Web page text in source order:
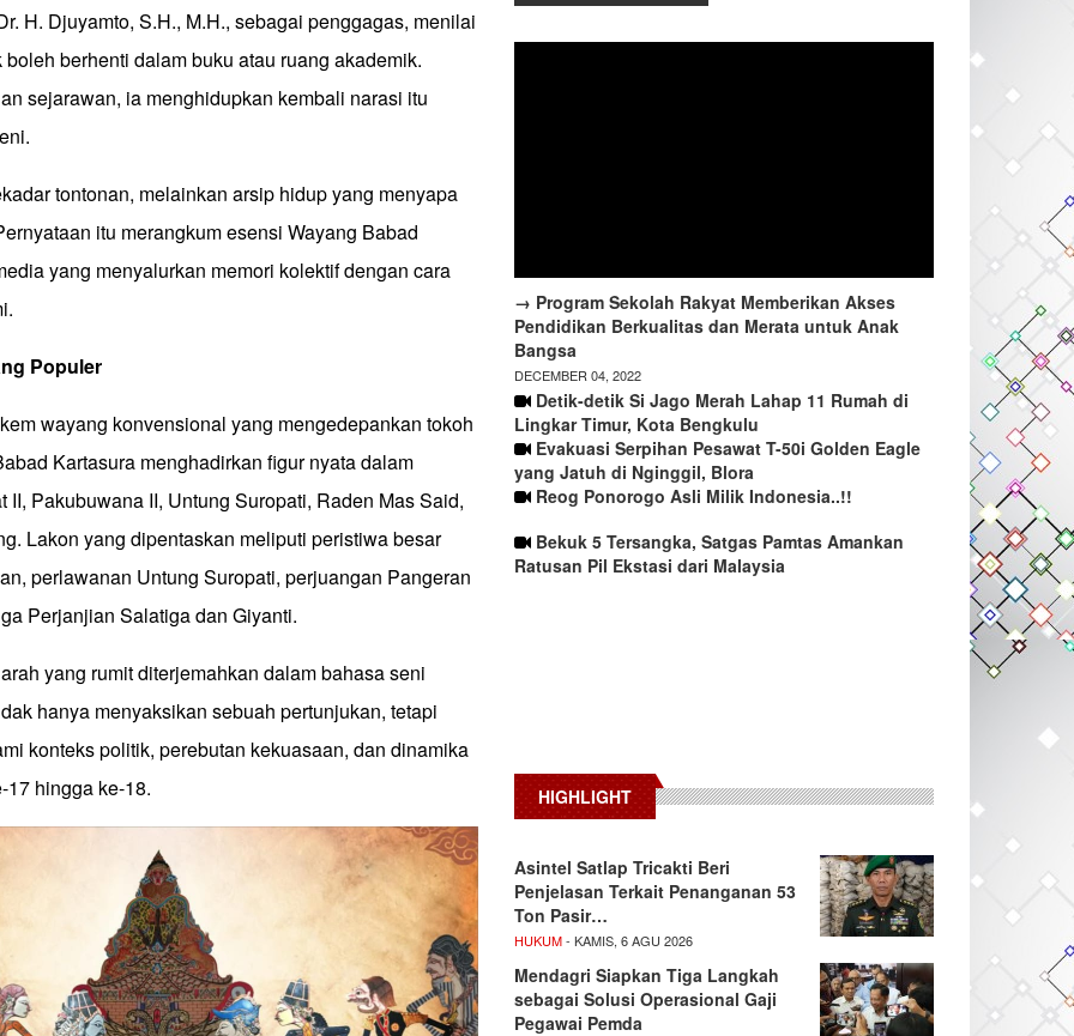
H. Djuyamto, S.H., M.H., sebagai penggagas, menilai
berhenti dalam buku atau ruang akademik.
sejarawan, ia menghidupkan kembali narasi itu
tontonan, melainkan arsip hidup yang menyapa
itu merangkum esensi Wayang Babad
yang menyalurkan memori kolektif dengan cara
Populer
wayang konvensional yang mengedepankan tokoh
Kartasura menghadirkan figur nyata dalam
II, Pakubuwana II, Untung Suropati, Raden Mas Said,
Lakon yang dipentaskan meliputi peristiwa besar
perlawanan Untung Suropati, perjuangan Pangeran
Perjanjian Salatiga dan Giyanti.
yang rumit diterjemahkan dalam bahasa seni
hanya menyaksikan sebuah pertunjukan, tetapi
konteks politik, perebutan kekuasaan, dan dinamika
hingga ke-18.
→ Program Sekolah Rakyat Memberikan Akses
Pendidikan Berkualitas dan Merata untuk Anak
Bangsa
DECEMBER 04, 2022
Detik-detik Si Jago Merah Lahap 11 Rumah di
Lingkar Timur, Kota Bengkulu
Evakuasi Serpihan Pesawat T-50i Golden Eagle
yang Jatuh di Nginggil, Blora
Reog Ponorogo Asli Milik Indonesia..!!
Bekuk 5 Tersangka, Satgas Pamtas Amankan
Ratusan Pil Ekstasi dari Malaysia
HIGHLIGHT
Asintel Satlap Tricakti Beri
Penjelasan Terkait Penanganan 53
Ton Pasir…
HUKUM- KAMIS, 6 AGU 2026
Mendagri Siapkan Tiga Langkah
sebagai Solusi Operasional Gaji
Pegawai Pemda